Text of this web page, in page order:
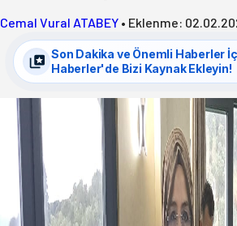
Cemal Vural ATABEY • Eklenme:
Son Dakika ve Önemli Haberler
Haberler'de Bizi Kaynak Ekleyin!